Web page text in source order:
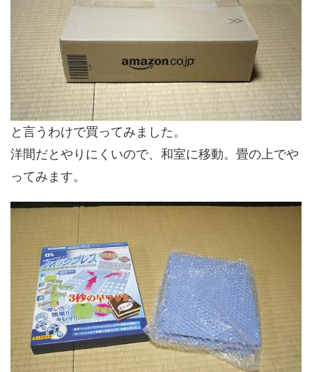
と言うわけで買ってみました。
洋間だとやりにくいので、和室に移動。畳の上でや
ってみます。